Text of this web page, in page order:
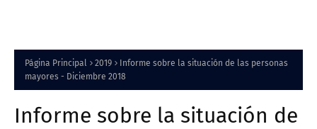
Página Principal 2019
Informe sobre la situación de las personas
mayores - Diciembre 2018
Informe sobre la situación de